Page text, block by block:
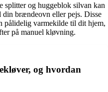
og huggeblok silvan kan
brændeovn eller pejs. Disse
pålidelig varmekilde til dit hjem,
på manuel kløvning.
og hvordan